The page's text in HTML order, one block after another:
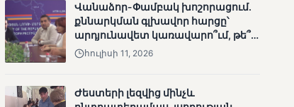
Մատչելի
ընտրություններ.
ձեռքբերումներ և
բացթողումներ
Վանաձոր-Փամբակ խոշորացում.
քննարկման գլխավոր հարցը՝
արդյունավետ կառավարո՞ւմ, թե՞
քաղաքական նպատակ
հուլիսի 11, 2026
Ժեստերի լեզվից մինչև